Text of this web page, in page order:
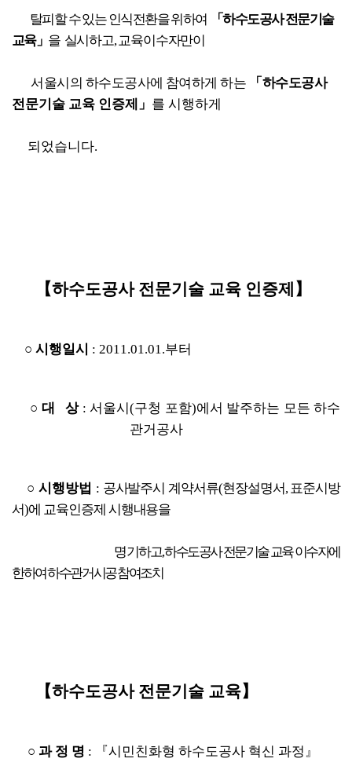
탈피할 수 있는 인식전환을 위하여
「하수도공사 전문기술
교육」 을 실시하고, 교육이수자만이
서울시의 하수도공사에 참여하게 하는
「하수도공사
전문기술 교육 인증제」 를 시행하게
되었습니다.
【하수도공사 전문기술 교육 인증제】
○ 시행일시 : 2011.01.01.부터
○ 대   상 : 서울시(구청 포함)에서 발주하는 모든 하수
관거공사
○ 시행방법 : 공사발주시 계약서류(현장설명서, 표준시방
서)에 교육인증제 시행내용을
명기하고, 하수도공사 전문기술 교육 이수자에
한하여 하수관거시공 참여조치
【하수도공사 전문기술 교육】
○ 과 정 명 : 『시민친화형 하수도공사 혁신 과정』